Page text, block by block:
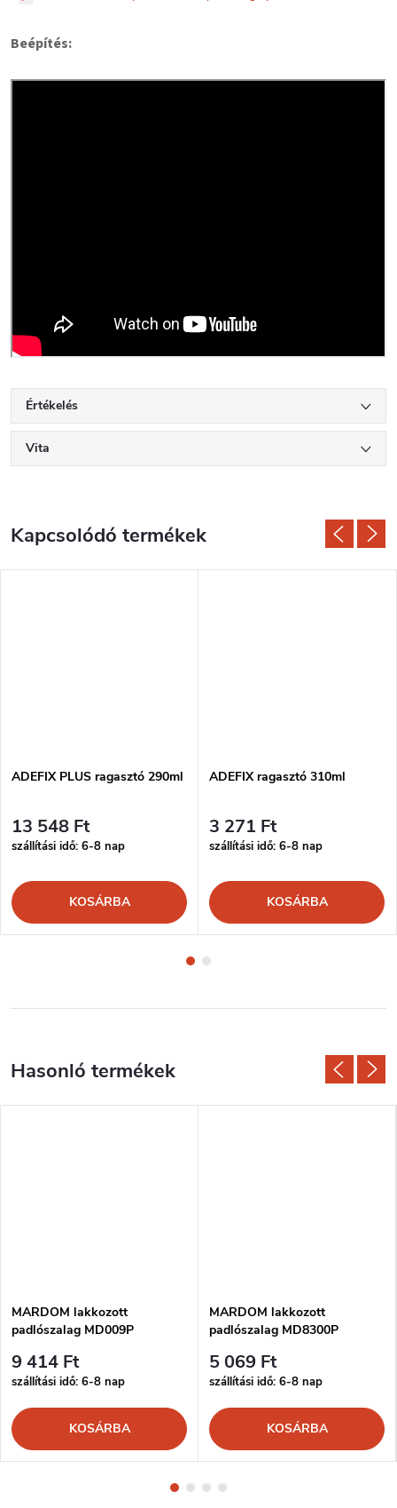
Beépítés:
Értékelés
Vita
Kapcsolódó termékek
ADEFIX PLUS ragasztó 290ml
13 548 Ft
szállítási idő: 6-8 nap
KOSÁRBA
ADEFIX ragasztó 310ml
3 271 Ft
szállítási idő: 6-8 nap
KOSÁRBA
MARDOM lakkozott
padlószalag MD009P
9 414 Ft
szállítási idő: 6-8 nap
KOSÁRBA
MARDOM lakkozott
padlószalag MD8300P
5 069 Ft
szállítási idő: 6-8 nap
KOSÁRBA